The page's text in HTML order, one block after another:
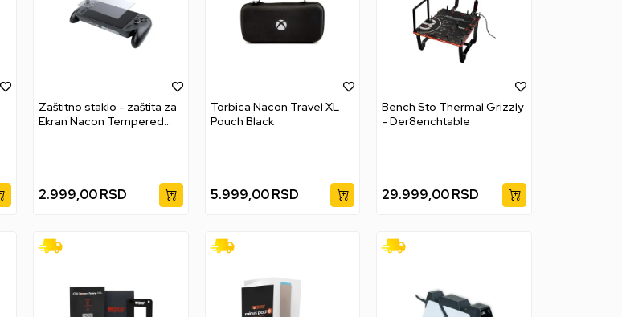
Zaštitno staklo - zaštita za
Ekran Nacon Tempered
2.999,00 RSD
Torbica Nacon Travel XL
Pouch Black
5.999,00 RSD
Bench Sto Thermal Grizzly
- Der8enchtable
29.999,00RSD